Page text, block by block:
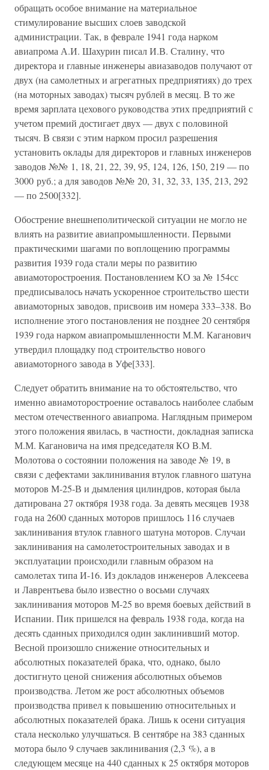
обращать особое внимание на материальное
стимулирование высших слоев заводской
администрации. Так, в феврале 1941 года нарком
авиапрома А.И. Шахурин писал И.В. Сталину, что
директора и главные инженеры авиазаводов получают от
двух (на самолетных и агрегатных предприятиях) до трех
(на моторных заводах) тысяч рублей в месяц. В то же
время зарплата цехового руководства этих предприятий с
учетом премий достигает двух — двух с половиной
тысяч. В связи с этим нарком просил разрешения
установить оклады для директоров и главных инженеров
заводов №№ 1, 18, 21, 22, 39, 95, 124, 126, 150, 219 — по
3000 руб.; а для заводов №№ 20, 31, 32, 33, 135, 213, 292
— по 2500[332].
Обострение внешнеполитической ситуации не могло не
влиять на развитие авиапромышленности. Первыми
практическими шагами по воплощению программы
развития 1939 года стали меры по развитию
авиамоторостроения. Постановлением КО за № 154сс
предписывалось начать ускоренное строительство шести
авиамоторных заводов, присвоив им номера 333–338. Во
исполнение этого постановления не позднее 20 сентября
1939 года нарком авиапромышленности М.М. Каганович
утвердил площадку под строительство нового
авиамоторного завода в Уфе[333].
Следует обратить внимание на то обстоятельство, что
именно авиамоторостроение оставалось наиболее слабым
местом отечественного авиапрома. Наглядным примером
этого положения явилась, в частности, докладная записка
М.М. Кагановича на имя председателя КО В.М.
Молотова о состоянии положения на заводе № 19, в
связи с дефектами заклинивания втулок главного шатуна
моторов М-25-В и дымления цилиндров, которая была
датирована 27 октября 1938 года. За девять месяцев 1938
года на 2600 сданных моторов пришлось 116 случаев
заклинивания втулок главного шатуна моторов. Случаи
заклинивания на самолетостроительных заводах и в
эксплуатации происходили главным образом на
самолетах типа И-16. Из докладов инженеров Алексеева
и Лаврентьева было известно о восьми случаях
заклинивания моторов М-25 во время боевых действий в
Испании. Пик пришелся на февраль 1938 года, когда на
десять сданных приходился один заклинивший мотор.
Весной произошло снижение относительных и
абсолютных показателей брака, что, однако, было
достигнуто ценой снижения абсолютных объемов
производства. Летом же рост абсолютных объемов
производства привел к повышению относительных и
абсолютных показателей брака. Лишь к осени ситуация
стала несколько улучшаться. В сентябре на 383 сданных
мотора было 9 случаев заклинивания (2,3 %), а в
следующем месяце на 440 сданных к 25 октября моторов